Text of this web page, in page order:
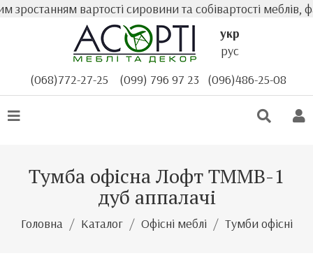
вартості сировини та собівартості меблів,
укр
рус
(068)772-27-25
(099) 796 97 23 (096)486-25-08
Тумба офісна Лофт ТММВ-1
дуб аппалачі
Головна Каталог Офісні меблі Тумби офісні